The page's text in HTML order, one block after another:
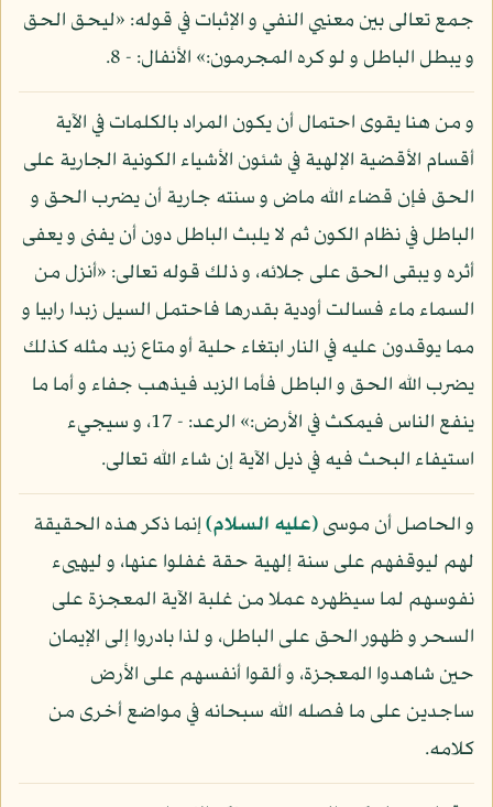
جمع تعالى بين معنيي النفي و الإثبات في قوله: «ليحق الحق
و يبطل الباطل و لو كره المجرمون:» الأنفال: - 8.
و من هنا يقوى احتمال أن يكون المراد بالكلمات في الآية
أقسام الأقضية الإلهية في شئون الأشياء الكونية الجارية على
الحق فإن قضاء الله ماض و سنته جارية أن يضرب الحق و
الباطل في نظام الكون ثم لا يلبث الباطل دون أن يفنى و يعفى
أثره و يبقى الحق على جلائه، و ذلك قوله تعالى: «أنزل من
السماء ماء فسالت أودية بقدرها فاحتمل السيل زبدا رابيا و
مما يوقدون عليه في النار ابتغاء حلية أو متاع زبد مثله كذلك
يضرب الله الحق و الباطل فأما الزبد فيذهب جفاء و أما ما
ينفع الناس فيمكث في الأرض:» الرعد: - 17، و سيجيء
استيفاء البحث فيه في ذيل الآية إن شاء الله تعالى.
و الحاصل أن موسى(عليه السلام)إنما ذكر هذه الحقيقة
لهم ليوقفهم على سنة إلهية حقة غفلوا عنها، و ليهيىء
نفوسهم لما سيظهره عملا من غلبة الآية المعجزة على
السحر و ظهور الحق على الباطل، و لذا بادروا إلى الإيمان
حين شاهدوا المعجزة، و ألقوا أنفسهم على الأرض
ساجدين على ما فصله الله سبحانه في مواضع أخرى من
كلامه.